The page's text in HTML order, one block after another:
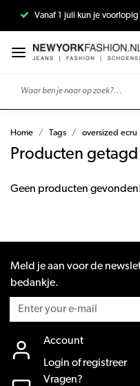
Vanaf 1 juli kun je
Home Tags oversized ecru
Producten
Geen producten
Meld je aan voor de
bedankje.
Account
Login of registreer
Vragen?